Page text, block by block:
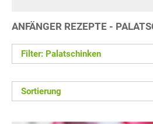
ANFÄNGER REZEPTE -
Filter: Palatschinken
Sortierung